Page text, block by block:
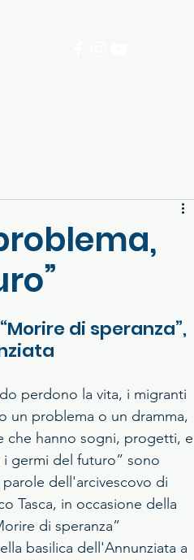
di speranza”,
perdono la vita, i migranti
un problema o un dramma,
che hanno sogni, progetti, e
germi del futuro” sono
dell'arcivescovo di
Tasca, in occasione della
di speranza”
basilica dell'Annunziata a